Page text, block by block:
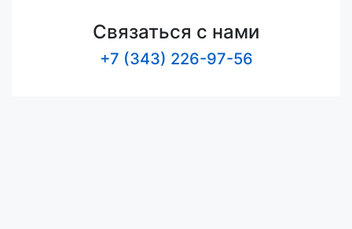
Связаться с нами
+7 (343) 226-97-56